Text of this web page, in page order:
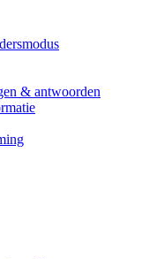
& antwoorden